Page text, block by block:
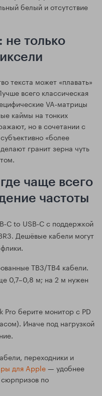
белый и отсутствие
не только
текста может «плавать»
всего классическая
VA‑матрицы
каймы на тонких
но в сочетании с
«более
гранит зерна чуть
чаще всего
частоты
to USB‑C с поддержкой
Дешёвые кабели могут
TB3/TB4 кабели.
0,7–0,8 м; на 2 м нужен
Pro берите монитор с PD
Иначе под нагрузкой
переходники и
для Apple— удобнее
по